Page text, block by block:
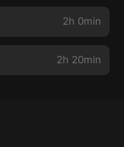
2h 0min
2h 20min